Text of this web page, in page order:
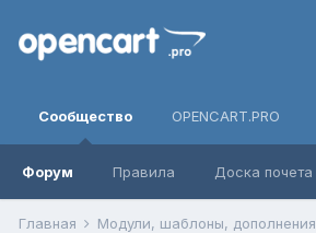
Сообщество
Форум Правила Доска почета
OPENCART.PRO
Главная Модули, шаблоны, дополнения